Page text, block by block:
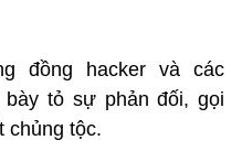
đồng hacker và các
bày tỏ sự phản đối, gọi
chủng tộc.